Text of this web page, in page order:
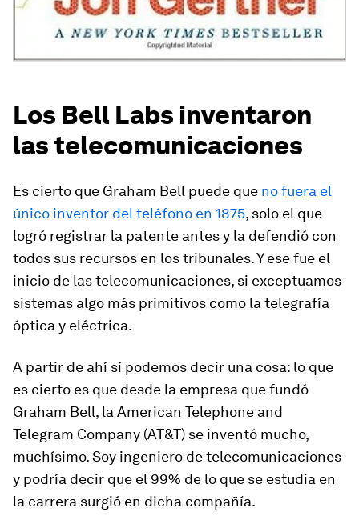
Los Bell Labs inventaron
las telecomunicaciones
Es cierto que Graham Bell puede que no fuera el
único inventor del teléfono en 1875, solo el que
logró registrar la patente antes y la defendió con
todos sus recursos en los tribunales. Y ese fue el
inicio de las telecomunicaciones, si exceptuamos
sistemas algo más primitivos como la telegrafía
óptica y eléctrica.
A partir de ahí sí podemos decir una cosa: lo que
es cierto es que desde la empresa que fundó
Graham Bell, la American Telephone and
Telegram Company (AT&T) se inventó mucho,
muchísimo. Soy ingeniero de telecomunicaciones
y podría decir que el 99% de lo que se estudia en
la carrera surgió en dicha compañía.